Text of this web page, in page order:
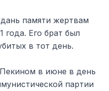
памяти жертвам
года. Его брат был
в тот день.
в июне в день
партии